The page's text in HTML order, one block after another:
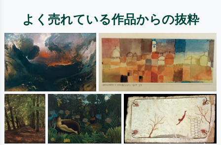
よく売れている作品からの抜粋